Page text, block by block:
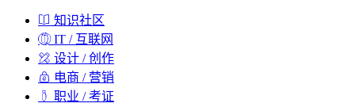
知识社区
IT / 互联网
设计 / 创作
电商 / 营销
职业 / 考证